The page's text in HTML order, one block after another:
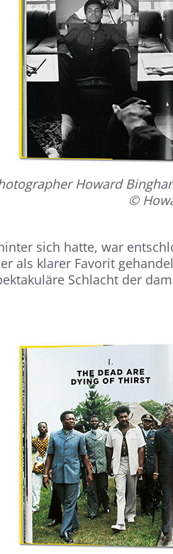
Howard
©
sich hatte, war
als klarer Favorit
Schlacht der